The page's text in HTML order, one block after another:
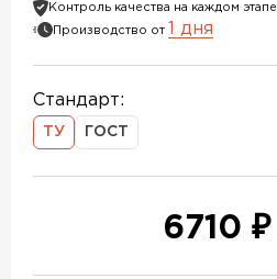
Контроль качества на каждом этапе
Производство от 1 дня
Стандарт:
ТУ ГОСТ
6710 ₽